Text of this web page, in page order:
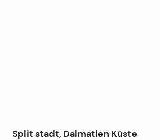
Split stadt, Dalmatien Küste